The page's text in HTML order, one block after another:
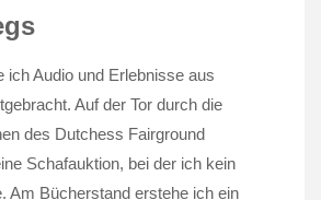
ich Audio und Erlebnisse aus
Auf der Tor durch die
des Dutchess Fairground
Schafauktion, bei der ich kein
Am Bücherstand erstehe ich ein